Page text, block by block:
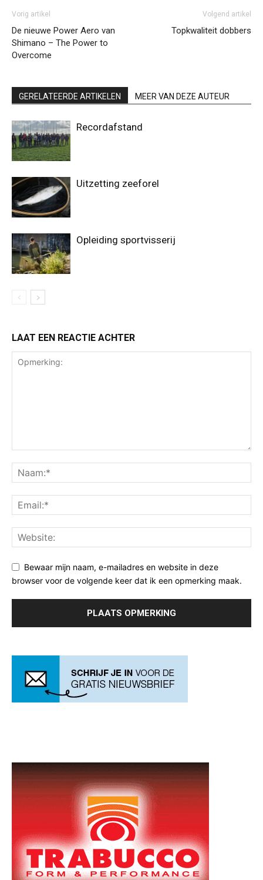
Vorig artikel
De nieuwe Power Aero van
Shimano – The Power to
Overcome
Volgend artikel
Topkwaliteit dobbers
GERELATEERDE ARTIKELEN MEER VAN DEZE AUTEUR
Recordafstand
Uitzetting zeeforel
Opleiding sportvisserij
LAAT EEN REACTIE ACHTER
Bewaar mijn naam, e-mailadres en website in deze
browser voor de volgende keer dat ik een opmerking maak.